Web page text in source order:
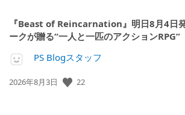
『Beast of Reincarnation』明日8月4日
ークが贈る“一人と一匹のアクションRPG”
PS Blogスタッフ
公
2026年8月3日 22